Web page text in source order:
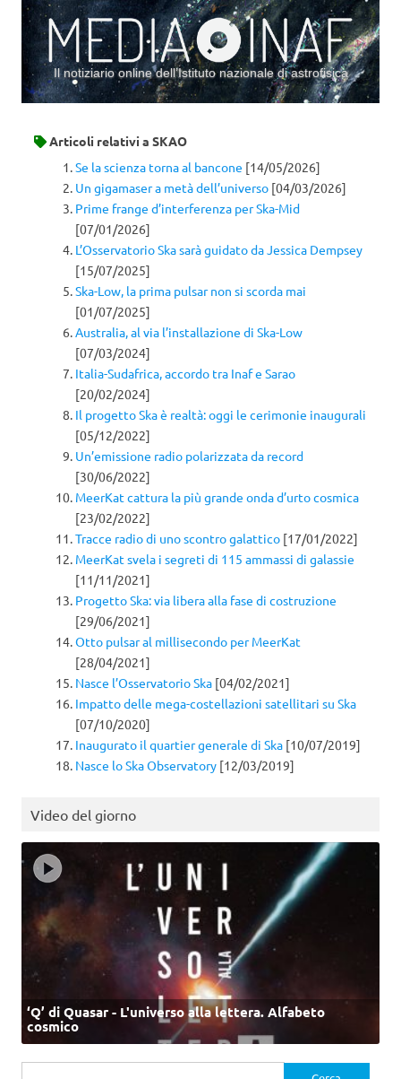
Il notiziario online dell’Istituto nazionale di astrofisica
Articoli relativi a SKAO
Se la scienza torna al bancone [14/05/2026]
Un gigamaser a metà dell’universo [04/03/2026]
Prime frange d’interferenza per Ska-Mid
[07/01/2026]
L’Osservatorio Ska sarà guidato da Jessica Dempsey
[15/07/2025]
Ska-Low, la prima pulsar non si scorda mai
[01/07/2025]
Australia, al via l’installazione di Ska-Low
[07/03/2024]
Italia-Sudafrica, accordo tra Inaf e Sarao
[20/02/2024]
Il progetto Ska è realtà: oggi le cerimonie inaugurali
[05/12/2022]
Un’emissione radio polarizzata da record
[30/06/2022]
MeerKat cattura la più grande onda d’urto cosmica
[23/02/2022]
Tracce radio di uno scontro galattico [17/01/2022]
MeerKat svela i segreti di 115 ammassi di galassie
[11/11/2021]
Progetto Ska: via libera alla fase di costruzione
[29/06/2021]
Otto pulsar al millisecondo per MeerKat
[28/04/2021]
Nasce l’Osservatorio Ska [04/02/2021]
Impatto delle mega-costellazioni satellitari su Ska
[07/10/2020]
Inaugurato il quartier generale di Ska [10/07/2019]
Nasce lo Ska Observatory [12/03/2019]
Video del giorno
‘Q’ di Quasar - L'universo alla lettera. Alfabeto
cosmico